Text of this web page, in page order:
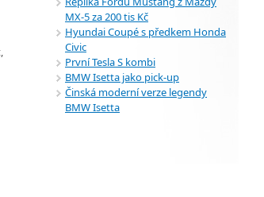
MX-5 za 200 tis Kč
Hyundai Coupé s předkem Honda
Civic
První Tesla S kombi
BMW Isetta jako pick-up
Činská moderní verze legendy
BMW Isetta